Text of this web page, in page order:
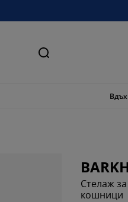
Търсене
Стелаж
кошници